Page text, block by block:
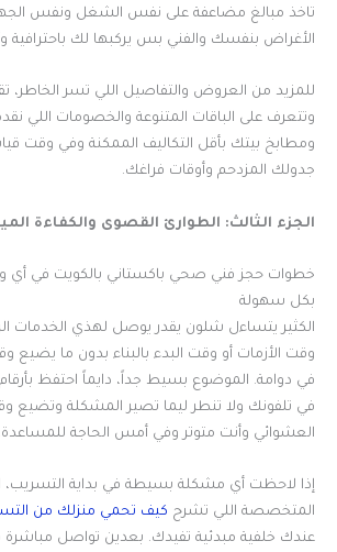
تاخذ مبالغ مضاعفة على نفس الشغل ونفس
الأغراض بنفسك والفني بس يركبها لك باحترافية
للمزيد من العروض والتفاصيل اللي تسر الخاطر،
وتتعرف على الباقات المتنوعة والخصومات اللي
ومطابخ بيتك بأقل التكاليف الممكنة وفي وقت
جدولك المزدحم وأوقات فراغك.
الجزء الثالث: الطوارئ القصوى والكفاءة
خطوات حجز فني صحي باكستاني بالكويت في أي
بكل سهولة
الكثير يتساءل شلون يقدر يوصل لهذي الخدمات
وقت الأزمات أو وقت البدء بالبناء بدون ما يضيع
في دوامة. الموضوع بسيط جداً، دايماً احتفظ
في تلفونك ولا تنطر ليما تصير المشكلة وتضيع
العشوائي وأنت متوتر وفي أمس الحاجة للمساعدة.
إذا لاحظت أي مشكلة بسيطة في بداية التسريب،
المتخصصة اللي تشرح كيف تحمي منزلك من
عندك خلفية مبدئية تفيدك. بعدين تواصل